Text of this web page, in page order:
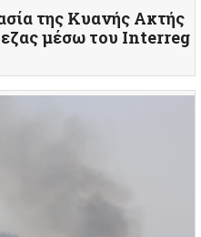
της Κυανής Ακτής
μέσω του Interreg